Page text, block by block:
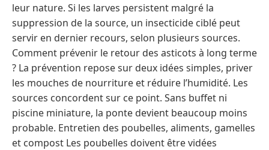
leur nature. Si les larves persistent malgré la
suppression de la source, un insecticide ciblé peut
servir en dernier recours, selon plusieurs sources.
Comment prévenir le retour des asticots à long terme
? La prévention repose sur deux idées simples, priver
les mouches de nourriture et réduire l’humidité. Les
sources concordent sur ce point. Sans buffet ni
piscine miniature, la ponte devient beaucoup moins
probable. Entretien des poubelles, aliments, gamelles
et compost Les poubelles doivent être vidées